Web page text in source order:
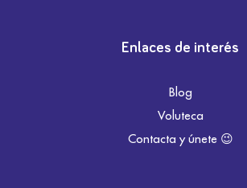
Enlaces de interés
Blog
Voluteca
Contacta y únete 😉